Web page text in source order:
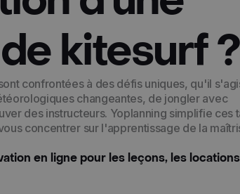
kitesurf ?
confrontées à des défis uniques, qu'il
changeantes, de jongler avec
des instructeurs. Yoplanning simplifie ces
concentrer sur l'apprentissage de la
en ligne pour les leçons, les